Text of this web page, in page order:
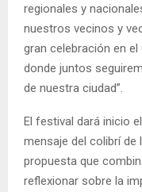
regionales y
nuestros vecinos y
gran celebración en el
donde juntos
de nuestra ciudad”.
El festival dará inicio
mensaje del colibrí de
propuesta que
reflexionar sobre la